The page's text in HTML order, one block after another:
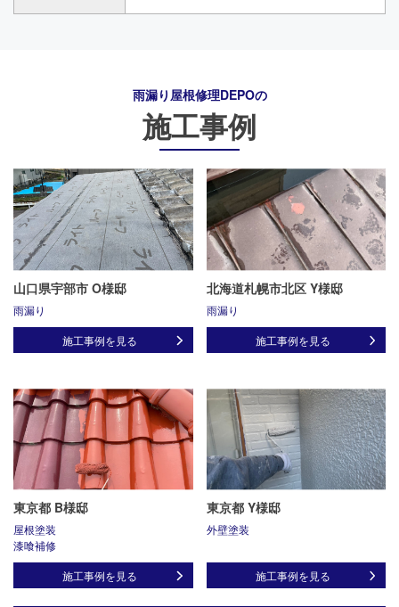
雨漏り屋根修理DEPOの
施工事例
山口県宇部市 O様邸
雨漏り
施工事例を見る
北海道札幌市北区 Y様邸
雨漏り
施工事例を見る
東京都 B様邸
屋根塗装
漆喰補修
施工事例を見る
東京都 Y様邸
外壁塗装
施工事例を見る